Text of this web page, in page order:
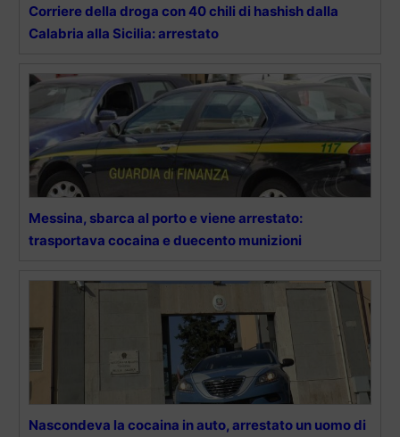
Corriere della droga con 40 chili di hashish dalla
Calabria alla Sicilia: arrestato
Messina, sbarca al porto e viene arrestato:
trasportava cocaina e duecento munizioni
Nascondeva la cocaina in auto, arrestato un uomo di